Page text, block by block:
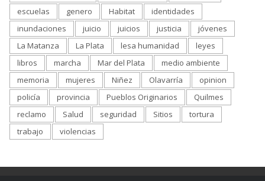
escuelas
genero Habitat
identidades
inundaciones
juicio juicios justicia
jóvenes
La Matanza
La Plata lesa humanidad
leyes
libros
marcha Mar del Plata
medio ambiente
memoria
mujeres Niñez Olavarría
opinion
policía
provincia Pueblos Originarios
Quilmes
reclamo
Salud seguridad Sitios
tortura
trabajo
violencias